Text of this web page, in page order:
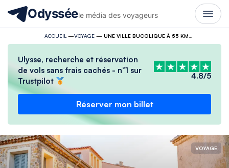
Odysséele média des voyageurs
ACCUEIL —VOYAGE—
Ulysse, recherche et réservation
de vols sans frais cachés - n°1 sur
Trustpilot
4.8/5
Réserver mon billet
VOYAGE